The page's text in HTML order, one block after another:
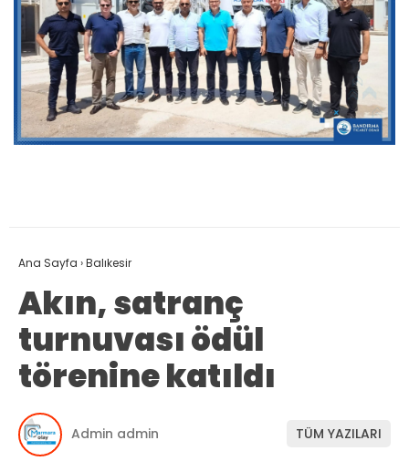
Ana Sayfa ›Balıkesir
Akın, satranç
turnuvası ödül
törenine katıldı
Admin admin TÜM YAZILARI